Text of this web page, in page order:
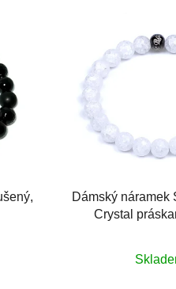
Dámský náramek
Crystal